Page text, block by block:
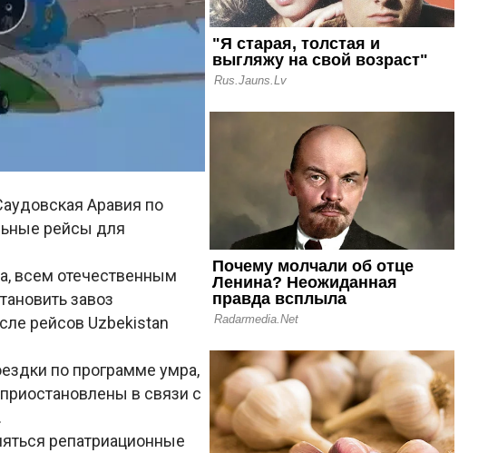
Аравия по
рейсы для
всем отечественным
завоз
рейсов Uzbekistan
по программе умра,
в связи с
репатриационные